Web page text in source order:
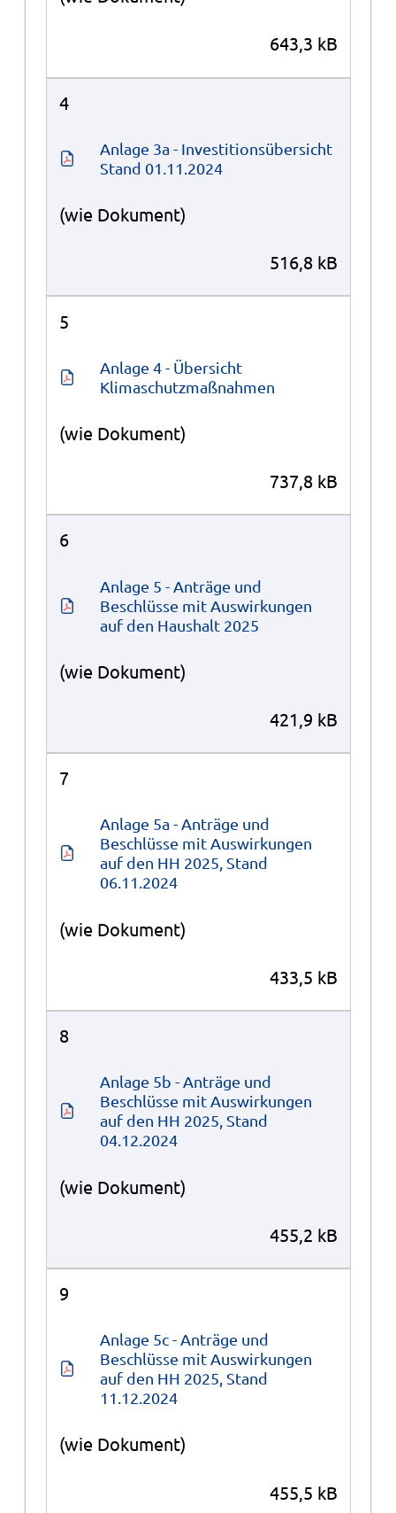
643,3 kB
4
Anlage 3a - Investitionsübersicht
Stand 01.11.2024
(wie Dokument)
516,8 kB
5
Anlage 4 - Übersicht
Klimaschutzmaßnahmen
(wie Dokument)
737,8 kB
6
Anlage 5 - Anträge und
Beschlüsse mit Auswirkungen
auf den Haushalt 2025
(wie Dokument)
421,9 kB
7
Anlage 5a - Anträge und
Beschlüsse mit Auswirkungen
auf den HH 2025, Stand
06.11.2024
(wie Dokument)
433,5 kB
8
Anlage 5b - Anträge und
Beschlüsse mit Auswirkungen
auf den HH 2025, Stand
04.12.2024
(wie Dokument)
455,2 kB
9
Anlage 5c - Anträge und
Beschlüsse mit Auswirkungen
auf den HH 2025, Stand
11.12.2024
(wie Dokument)
455,5 kB